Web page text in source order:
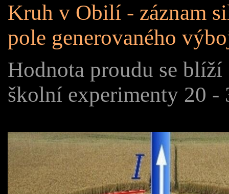
Kruh v Obilí - záznam
pole generovaného
Hodnota proudu se blíží
školní experimenty 20 -